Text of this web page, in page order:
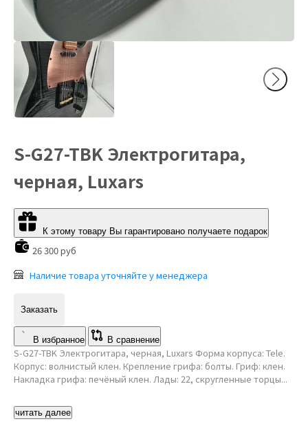
S-G27-TBK Электрогитара,
черная, Luxars
К этому товару Вы гарантировано получаете подарок
26 300 руб
Наличие товара уточняйте у менеджера
Заказать
В избранное В сравнение
S-G27-TBK Электрогитара, черная, Luxars Форма корпуса: Tele.
Корпус: волнистый клен. Крепление грифа: болты. Гриф: клен.
Накладка грифа: печёный клен. Лады: 22, скругленные торцы...
читать далее